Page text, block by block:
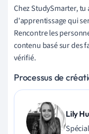
Chez StudySmarter,
d'apprentissage qui
Rencontre les
contenu basé sur des
vérifié.
Processus de
Lily